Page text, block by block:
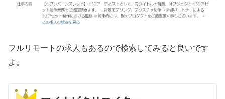
フルリモートの求人もあるので検索してみると良いです
よ。